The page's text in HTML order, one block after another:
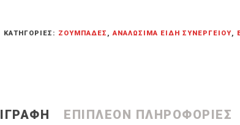
ΚΑΤΗΓΟΡΊΕΣ: ΖΟΥΜΠΆΔΕΣ ,ΑΝΑΛΏΣΙΜΑ ΕΊΔΗ ΣΥΝΕΡΓΕΊΟΥ,
ΕΠΙΠΛΈΟΝ ΠΛΗΡΟΦΟΡΊΕΣ